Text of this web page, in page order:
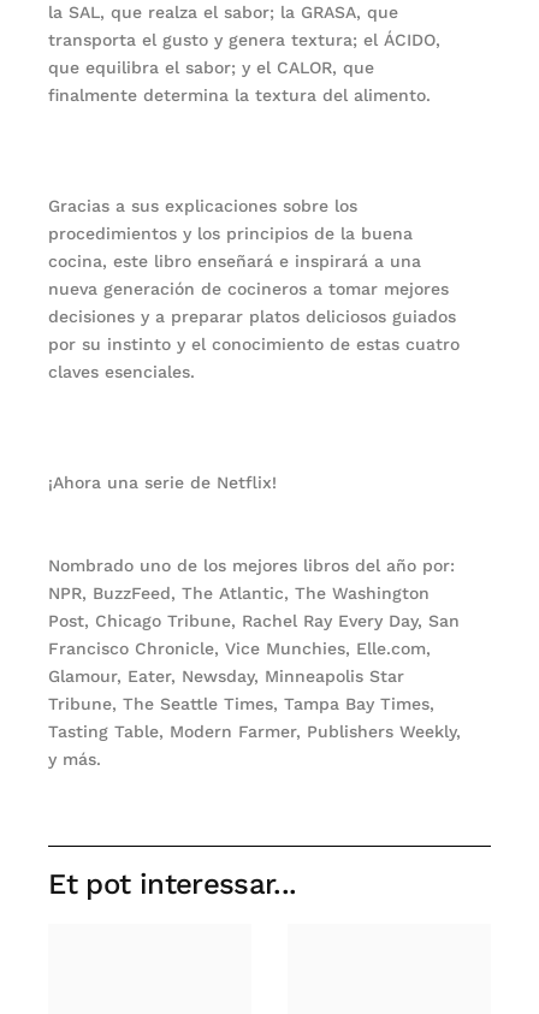
la SAL, que realza el sabor; la GRASA, que
transporta el gusto y genera textura; el ÁCIDO,
que equilibra el sabor; y el CALOR, que
finalmente determina la textura del alimento.
Gracias a sus explicaciones sobre los
procedimientos y los principios de la buena
cocina, este libro enseñará e inspirará a una
nueva generación de cocineros a tomar mejores
decisiones y a preparar platos deliciosos guiados
por su instinto y el conocimiento de estas cuatro
claves esenciales.
¡Ahora una serie de Netflix!
Nombrado uno de los mejores libros del año por:
NPR, BuzzFeed, The Atlantic, The Washington
Post, Chicago Tribune, Rachel Ray Every Day, San
Francisco Chronicle, Vice Munchies, Elle.com,
Glamour, Eater, Newsday, Minneapolis Star
Tribune, The Seattle Times, Tampa Bay Times,
Tasting Table, Modern Farmer, Publishers Weekly,
y más.
Et pot interessar...